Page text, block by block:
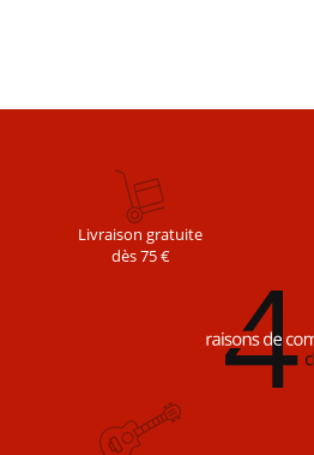
Livraison gratuite
dès 75 €